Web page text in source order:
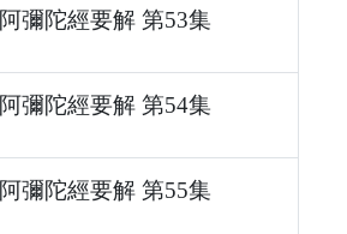
阿彌陀經要解 第53集
阿彌陀經要解 第54集
阿彌陀經要解 第55集